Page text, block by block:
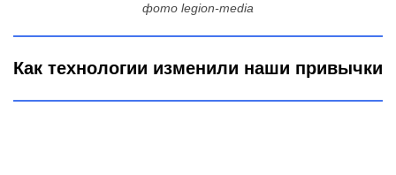
фото legion-media
Как технологии изменили наши привычки